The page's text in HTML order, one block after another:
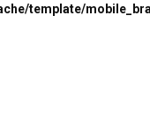
template/